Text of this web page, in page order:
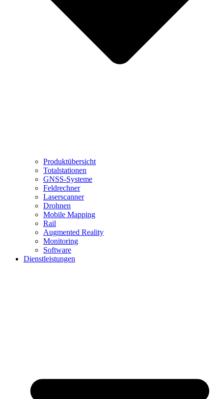
Produktübersicht
Totalstationen
GNSS-Systeme
Feldrechner
Laserscanner
Drohnen
Mobile Mapping
Rail
Augmented Reality
Monitoring
Software
Dienstleistungen